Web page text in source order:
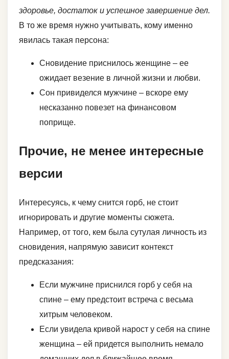
здоровье, достаток и успешное завершение дел.
В то же время нужно учитывать, кому именно
явилась такая персона:
Сновидение приснилось женщине – ее
ожидает везение в личной жизни и любви.
Сон привиделся мужчине – вскоре ему
несказанно повезет на финансовом
поприще.
Прочие, не менее интересные
версии
Интересуясь, к чему снится горб, не стоит
игнорировать и другие моменты сюжета.
Например, от того, кем была сутулая личность из
сновидения, напрямую зависит контекст
предсказания:
Если мужчине приснился горб у себя на
спине – ему предстоит встреча с весьма
хитрым человеком.
Если увидела кривой нарост у себя на спине
женщина – ей придется выполнить немало